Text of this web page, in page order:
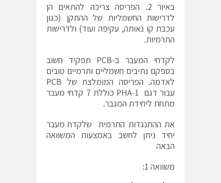
באיור 2. הפריסה צריכה להתאים הן
לדרישות החשמליות של ההתקן (כגון
עכבת קו נאותה, עקיפה ועוד) ולדרישות
התרמיות.
לקדחי המעבר ב-PCB תפקיד חשוב
בספקם נתיבים חשמליים ותרמיים טובים
לאדמה. הפריסה המומלצת של PCB
עבור דגם PHA-1 כוללת 7 קדחי מעבר
מתחת ליחידת המגבר.
את ההתנגדות התרמית שלקדח מעבר
יחיד ניתן לחשב באמצעות המשוואה
הבאה
משוואה 1: